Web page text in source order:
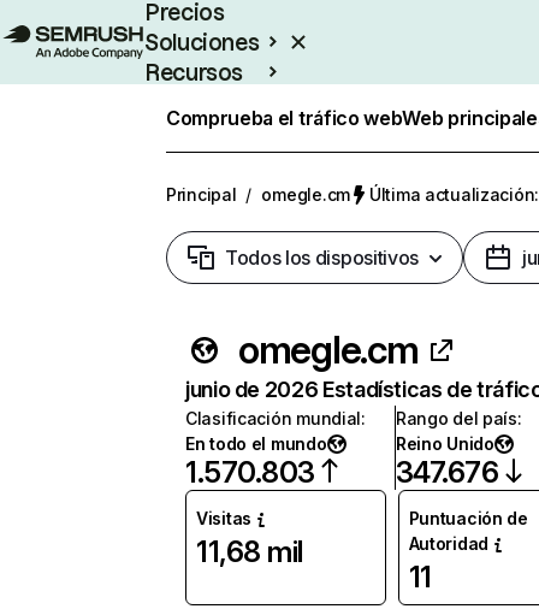
Precios
Soluciones
Recursos
Comprueba el tráfico webWeb
Principal / omegle.cm Última
Todos los dispositivos
omegle.cm
junio de 2026 Estadísticas de
Clasificación mundial:
En todo el mundo
1.570.803
Rango del país:
Reino Unido
347.676
Visitas
11,68 mil
Puntuación de
Autoridad
11